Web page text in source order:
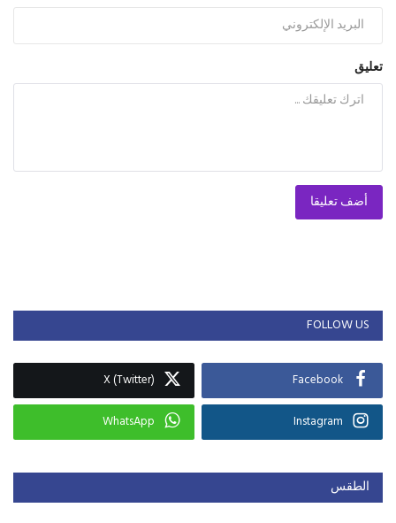
تعليق
أضف تعليقا
FOLLOW US
Facebook
X (Twitter)
Instagram
WhatsApp
الطقس